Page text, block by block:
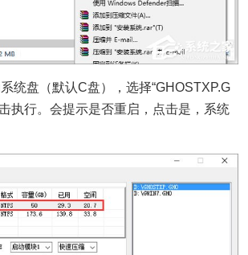
盘（默认C盘），选择“GHOSTXP.G
执行。会提示是否重启，点击是，系统